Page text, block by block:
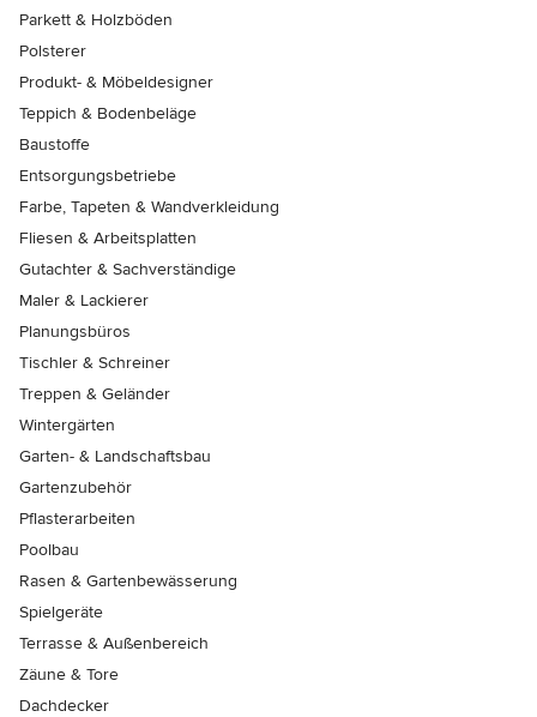
Parkett & Holzböden
Polsterer
Produkt- & Möbeldesigner
Teppich & Bodenbeläge
Baustoffe
Entsorgungsbetriebe
Farbe, Tapeten & Wandverkleidung
Fliesen & Arbeitsplatten
Gutachter & Sachverständige
Maler & Lackierer
Planungsbüros
Tischler & Schreiner
Treppen & Geländer
Wintergärten
Garten- & Landschaftsbau
Gartenzubehör
Pflasterarbeiten
Poolbau
Rasen & Gartenbewässerung
Spielgeräte
Terrasse & Außenbereich
Zäune & Tore
Dachdecker